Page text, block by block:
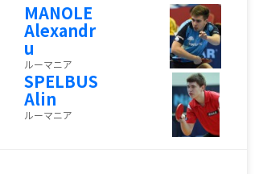
MANOLE
Alexandr
u
ルーマニア
SPELBUS
Alin
ルーマニア